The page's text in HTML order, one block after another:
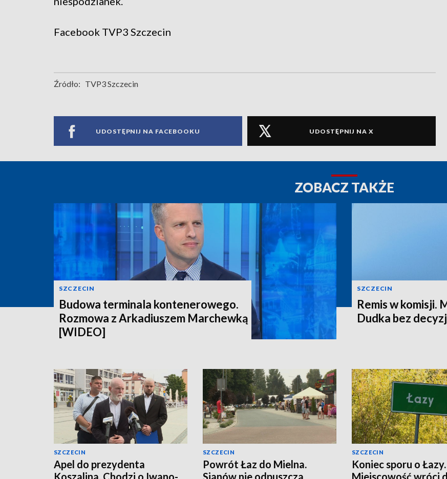
Facebook TVP3 Szczecin
Źródło: TVP3 Szczecin
UDOSTĘPNIJ NA FACEBOOKU UDOSTĘPNIJ NA X
ZOBACZ TAKŻE
SZCZECIN
Budowa terminala kontenerowego.
Rozmowa z Arkadiuszem Marchewką
[WIDEO]
SZCZECIN
Remis w komisji.
Dudka bez
SZCZECIN
Apel do prezydenta
SZCZECIN
Powrót Łaz do Mielna.
SZCZECIN
Koniec sporu o Łazy.